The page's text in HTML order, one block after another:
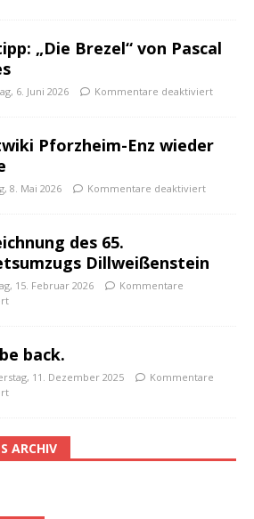
„Die Brezel“ von Pascal
6. Juni 2026 Kommentare deaktiviert
Pforzheim-Enz wieder
8. Mai 2026 Kommentare deaktiviert
des 65.
Dillweißenstein
15. Februar 2026
Kommentare
back.
11. Dezember 2025
Kommentare
ARCHIV